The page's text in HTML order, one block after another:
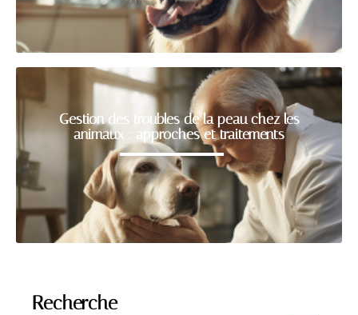
Gestion des troubles de la peau chez les
animaux : approches et traitements
Recherche